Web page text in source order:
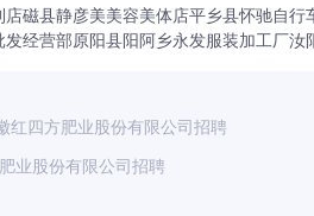
店磁县静彦美美容美体店平乡县怀驰自行
经营部原阳县阳阿乡永发服装加工厂汝
红四方肥业股份有限公司招聘
业股份有限公司招聘